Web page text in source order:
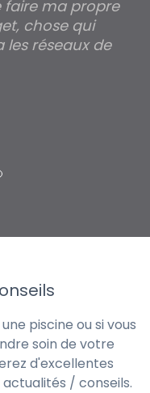
ma propre
chose qui
réseaux de
piscine ou si vous
soin de votre
d'excellentes
/ conseils.